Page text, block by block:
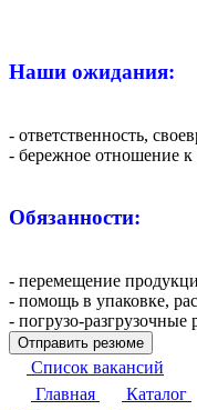
Наши ожидания:
- ответственность,
- бережное отношение
Обязанности:
- перемещение
- помощь в упаковке,
- погрузо-разгрузочные
Отправить резюме
Список вакансий
Главная
Каталог